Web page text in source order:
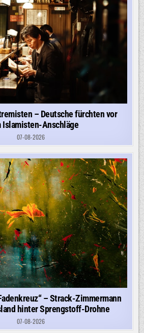
– Deutsche fürchten vor
Islamisten-Anschläge
07-08-2026
– Strack-Zimmermann
hinter Sprengstoff-Drohne
07-08-2026